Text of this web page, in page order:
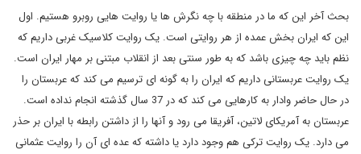
بحث آخر این که ما در منطقه با چه نگرش ها یا روایت هایی روبرو هستیم. اول
این که ایران بخش عمده از هر روایتی است. یک روایت کلاسیک غربی داریم که
نظم باید چه چیزی باشد که به طور سنتی بعد از انقلاب مبتنی بر مهار ایران است.
یک روایت عربستانی داریم که ایران را به گونه ای ترسیم می کند که عربستان را
در حال حاضر وادار به کارهایی می کند که در 37 سال گذشته انجام نداده است.
عربستان به آمریکای لاتین، آفریقا می رود و آنها را از داشتن رابطه با ایران بر حذر
می دارد. یک روایت ترکی هم وجود دارد یا داشته که عده ای آن را روایت عثمانی